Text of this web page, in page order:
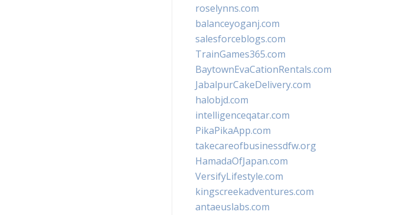
roselynns.com
balanceyoganj.com
salesforceblogs.com
TrainGames365.com
BaytownEvaCationRentals.com
JabalpurCakeDelivery.com
halobjd.com
intelligenceqatar.com
PikaPikaApp.com
takecareofbusinessdfw.org
HamadaOfJapan.com
VersifyLifestyle.com
kingscreekadventures.com
antaeuslabs.com